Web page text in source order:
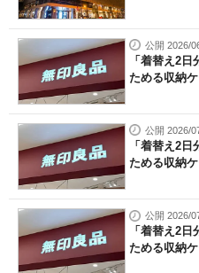
公開 2026/
「着替え2
ためる収納
公開 2026/
「着替え2
ためる収納
公開 2026/
「着替え2
ためる収納